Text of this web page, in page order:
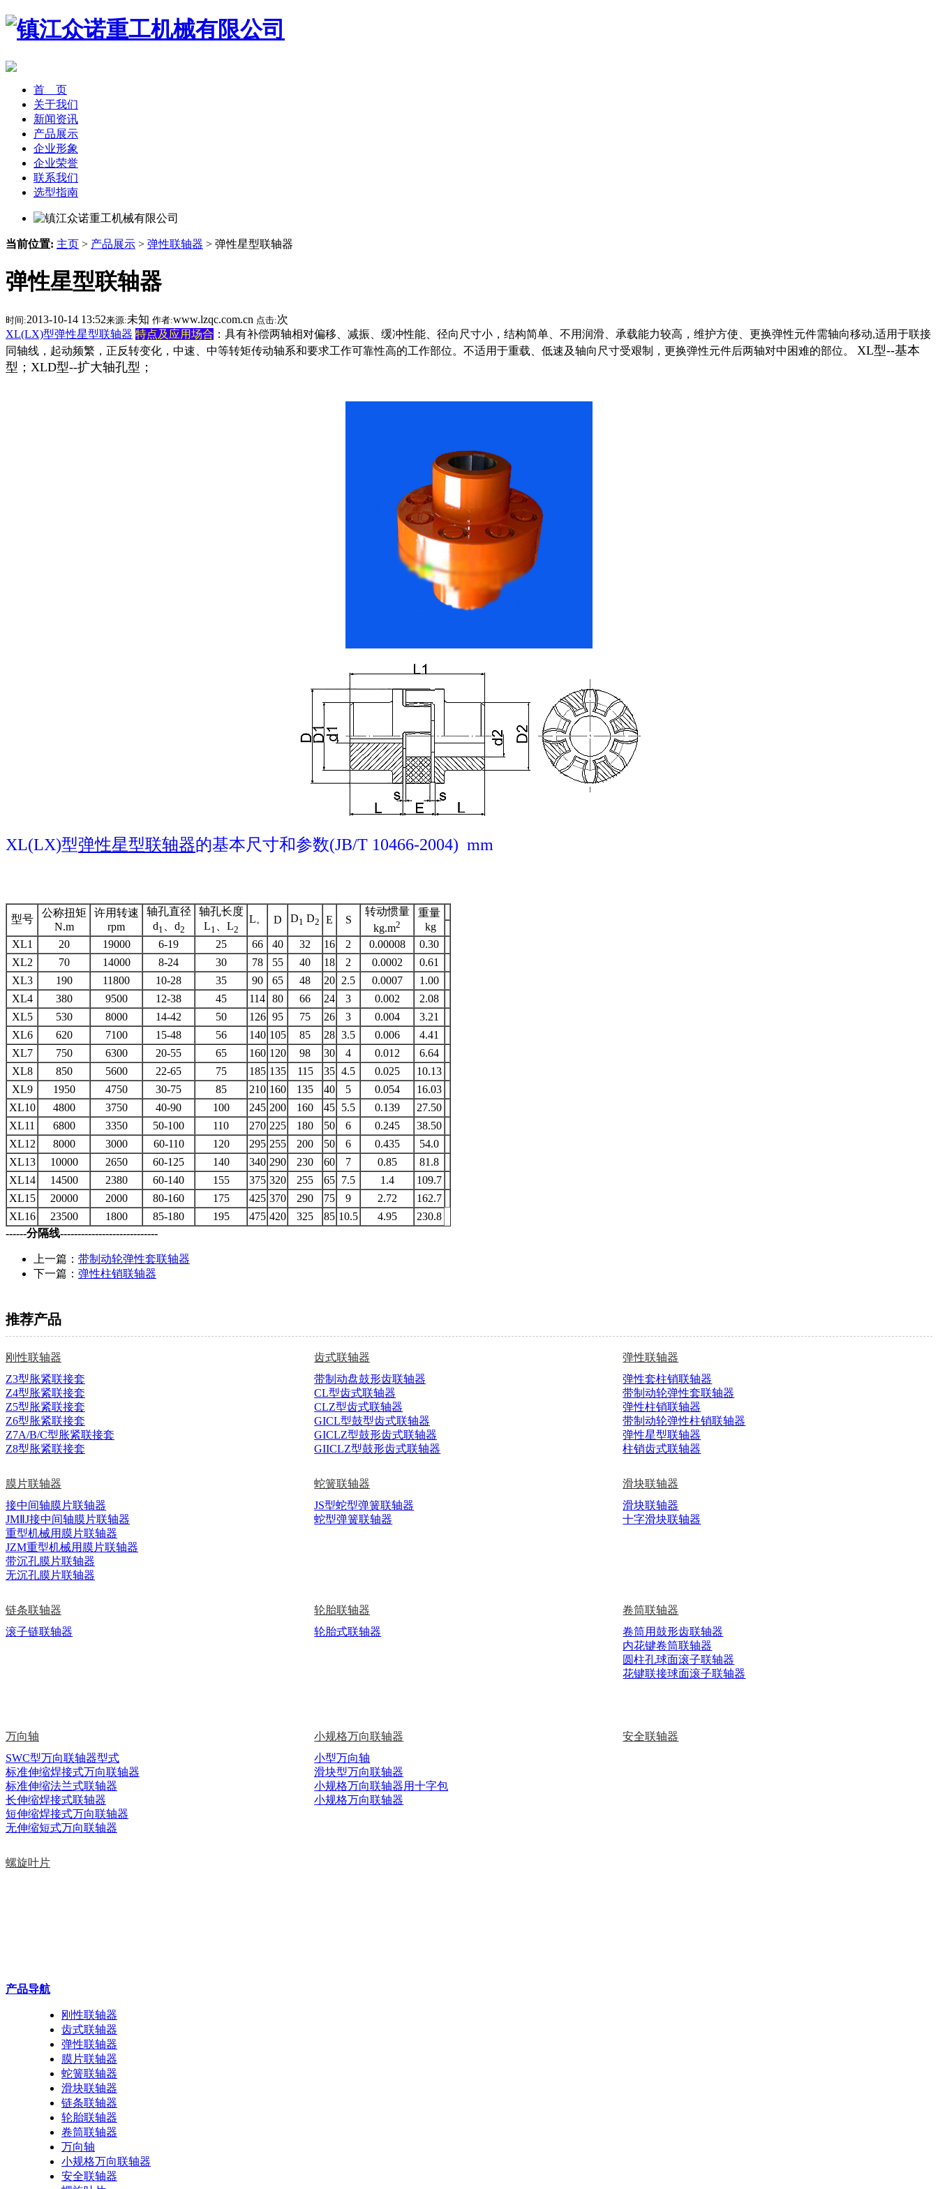
首 页
关于我们
新闻资讯
产品展示
企业形象
企业荣誉
联系我们
选型指南
当前位置: 主页 > 产品展示 > 弹性联轴器 > 弹性星型联轴器
弹性星型联轴器
时间:2013-10-14 13:52来源:未知 作者:www.lzqc.com.cn 点击:次
XL(LX)型弹性星型联轴器 特点及应用场合 ：具有补偿两轴相对偏移、减振、缓冲性能、径向尺寸小，结构简单、不用润滑、承载能力较高，维护方使、更换弹性元件需轴向移动,适用于联接
同轴线，起动频繁，正反转变化，中速、中等转矩传动轴系和要求工作可靠性高的工作部位。不适用于重载、低速及轴向尺寸受艰制，更换弹性元件后两轴对中困难的部位。 XL型--基本
型； XLD型--扩大轴孔型；
XL(LX)型弹性星型联轴器的基本尺寸和参数(JB/T 10466-2004) mm
型号
公称扭矩
N.m
许用转速
rpm
轴孔直径
d1 、d2
轴孔长度
L1 、L2
L 。 D D1 D2 E S
转动惯量
kg.m2
重量
kg
XL1
20 19000 6-19 25 66 40 32 16 2 0.00008
0.30
XL2
70 14000 8-24 30 78 55 40 18 2 0.0002
0.61
XL3
190 11800 10-28 35 90 65 48 20 2.5 0.0007
1.00
XL4
380 9500 12-38 45 114 80 66 24 3 0.002
2.08
XL5
530 8000 14-42 50 126 95 75 26 3 0.004
3.21
XL6
620 7100 15-48 56 140 105 85 28 3.5 0.006
4.41
XL7
750 6300 20-55 65 160 120 98 30 4 0.012
6.64
XL8
850 5600 22-65 75 185 135 115 35 4.5 0.025
10.13
XL9
1950 4750 30-75 85 210 160 135 40 5 0.054
16.03
XL10
4800 3750 40-90 100 245 200 160 45 5.5 0.139
27.50
XL11
6800 3350 50-100 110 270 225 180 50 6 0.245
38.50
XL12
8000 3000 60-110 120 295 255 200 50 6 0.435
54.0
XL13
10000 2650 60-125 140 340 290 230 60 7 0.85
81.8
XL14
14500 2380 60-140 155 375 320 255 65 7.5 1.4
109.7
XL15
20000 2000 80-160 175 425 370 290 75 9 2.72
162.7
XL16
23500 1800 85-180 195 475 420 325 85 10.5 4.95
230.8
------分隔线----------------------------
上一篇： 带制动轮弹性套联轴器
下一篇： 弹性柱销联轴器
推荐产品
刚性联轴器
Z3型胀紧联接套
Z4型胀紧联接套
Z5型胀紧联接套
Z6型胀紧联接套
Z7A/B/C型胀紧联接套
Z8型胀紧联接套
齿式联轴器
带制动盘鼓形齿联轴器
CL型齿式联轴器
CLZ型齿式联轴器
GICL型鼓型齿式联轴器
GICLZ型鼓形齿式联轴器
GIICLZ型鼓形齿式联轴器
弹性联轴器
弹性套柱销联轴器
带制动轮弹性套联轴器
弹性柱销联轴器
带制动轮弹性柱销联轴器
弹性星型联轴器
柱销齿式联轴器
膜片联轴器
接中间轴膜片联轴器
JMⅡJ接中间轴膜片联轴器
重型机械用膜片联轴器
JZM重型机械用膜片联轴器
带沉孔膜片联轴器
无沉孔膜片联轴器
蛇簧联轴器
JS型蛇型弹簧联轴器
蛇型弹簧联轴器
滑块联轴器
滑块联轴器
十字滑块联轴器
链条联轴器
滚子链联轴器
轮胎联轴器
轮胎式联轴器
卷筒联轴器
卷筒用鼓形齿联轴器
内花键卷筒联轴器
圆柱孔球面滚子联轴器
花键联接球面滚子联轴器
万向轴
SWC型万向联轴器型式
标准伸缩焊接式万向联轴器
标准伸缩法兰式联轴器
长伸缩焊接式联轴器
短伸缩焊接式万向联轴器
无伸缩短式万向联轴器
小规格万向联轴器
小型万向轴
滑块型万向联轴器
小规格万向联轴器用十字包
小规格万向联轴器
安全联轴器
螺旋叶片
产品导航
刚性联轴器
齿式联轴器
弹性联轴器
膜片联轴器
蛇簧联轴器
滑块联轴器
链条联轴器
轮胎联轴器
卷筒联轴器
万向轴
小规格万向联轴器
安全联轴器